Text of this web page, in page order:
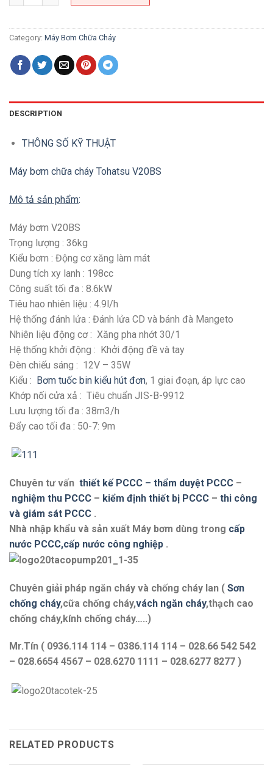
Category: Máy Bơm Chữa Cháy
DESCRIPTION
THÔNG SỐ KỸ THUẬT
Máy bơm chữa cháy Tohatsu V20BS
Mô tả sản phẩm:
Máy bơm V20BS
Trọng lượng : 36kg
Kiểu bơm : Động cơ xăng làm mát
Dung tích xy lanh : 198cc
Công suất tối đa : 8.6kW
Tiêu hao nhiên liệu : 4.9l/h
Hệ thống đánh lửa : Đánh lửa CD và bánh đà Mangeto
Nhiên liệu động cơ : Xăng pha nhớt 30/1
Hệ thống khởi động : Khởi động đề và tay
Đèn chiếu sáng : 12V – 35W
Kiểu : Bơm tuốc bin kiểu hút đơn, 1 giai đoạn, áp lực cao
Khớp nối cửa xả : Tiêu chuẩn JIS-B-9912
Lưu lượng tối đa : 38m3/h
Đẩy cao tối đa : 50-7: 9m
Chuyên tư vấn thiết kế PCCC – thẩm duyệt PCCC –
nghiệm thu PCCC – kiểm định thiết bị PCCC – thi công
và giám sát PCCC .
Nhà nhập khẩu và sản xuất Máy bơm dùng trong cấp
nước PCCC,cấp nước công nghiệp .
Chuyên giải pháp ngăn cháy và chống cháy lan ( Sơn
chống cháy,cữa chống cháy,vách ngăn cháy,thạch cao
chống cháy,kính chống cháy…..)
Mr.Tín ( 0936.114 114 – 0386.114 114 – 028.66 542 542
– 028.6654 4567 – 028.6270 1111 – 028.6277 8277 )
RELATED PRODUCTS